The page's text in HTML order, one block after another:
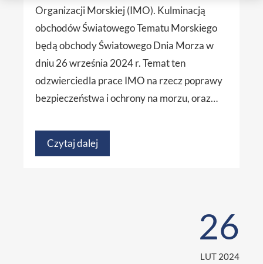
Organizacji Morskiej (IMO). Kulminacją
obchodów Światowego Tematu Morskiego
będą obchody Światowego Dnia Morza w
dniu 26 września 2024 r. Temat ten
odzwierciedla prace IMO na rzecz poprawy
bezpieczeństwa i ochrony na morzu, oraz…
Czytaj dalej
26
LUT 2024